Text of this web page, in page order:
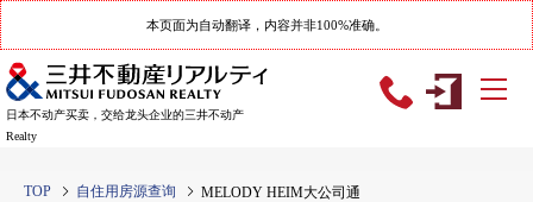
本页面为自动翻译，内容并非100%准确。
日本不动产买卖，交给龙头企业的三井不动产
Realty
TOP 自住用房源查询 MELODY HEIM大公司通